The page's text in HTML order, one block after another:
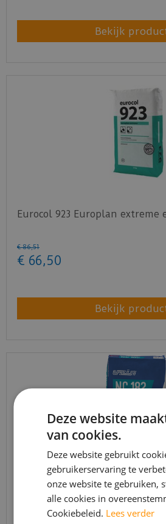
Bekijk
Eurocol 923 Europlan extreme
€ 86,51
€ 66,50
Bekijk
UZIN-NC 182 reparatiemortel
BEREIKBAARHEID
In verband met de
t/m 14 augustus
bereikbaar.
Bestelling worden
echter iets minder snel
Deze website
van cookies.
Deze website gebruikt
gebruikerservaring te
onze website te gebruiken,
alle cookies in
Cookiebeleid. Lees verder